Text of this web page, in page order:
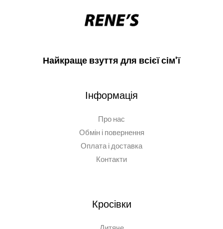
Найкраще взуття для всієї сім'ї
Інформація
Про нас
Обмін і повернення
Оплата і доставка
Контакти
Кросівки